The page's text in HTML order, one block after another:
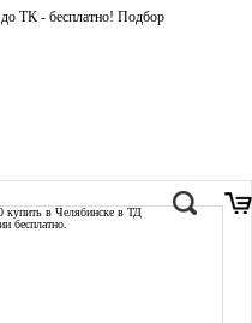
- бесплатно! Подбор
купить в Челябинске в ТД
бесплатно.